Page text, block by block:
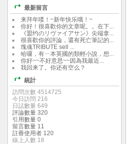
最新留言
来拜年喽！~新年快乐哦！~
你好！很喜歡你的文章呢。。在下...
《盟约のリヴァイアサン》尖端拿...
很喜歡你的評論，還有死亡筆記的...
塊魂TRIBUTE sell ...
哈囉，有ㄧ本英國的類輕小說，想...
你好~~不好意思~~因為我最近...
我回来了。你还有空么？
統計
訪問次數 4514725
今日訪問 216
日誌數量 649
評論數量 320
引用數量 0
留言數量 11
註冊使用者 120
線上人數 18